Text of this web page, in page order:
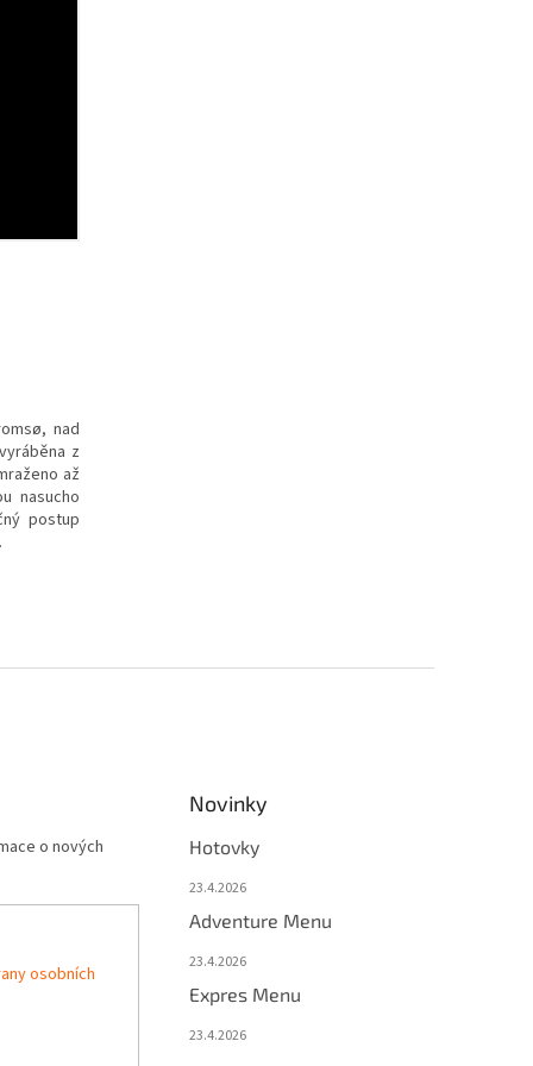
nad
z
až
nasucho
postup
o nových
osobních
Novinky
Hotovky
23.4.2026
Adventure Menu
23.4.2026
Expres Menu
23.4.2026